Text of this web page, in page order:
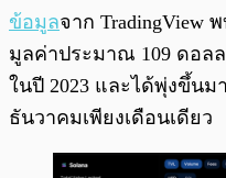
ข้อมูลจาก TradingView
มูลค่าประมาณ 109 ดอล
ในปี 2023 และได้พุ่งขึ้นม
ธันวาคมเพียงเดือนเดียว